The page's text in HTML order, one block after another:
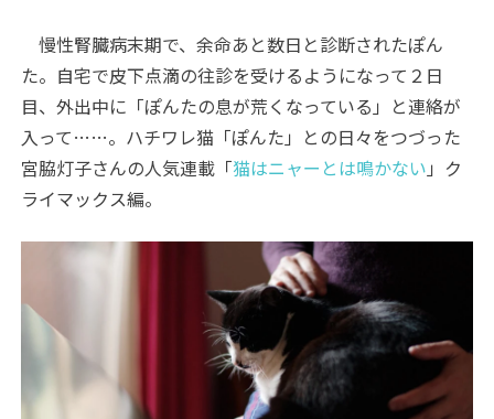
慢性腎臓病末期で、余命あと数日と診断されたぽん
た。自宅で皮下点滴の往診を受けるようになって２日
目、外出中に「ぽんたの息が荒くなっている」と連絡が
入って……。ハチワレ猫「ぽんた」との日々をつづった
宮脇灯子さんの人気連載「猫はニャーとは鳴かない 」ク
ライマックス編。